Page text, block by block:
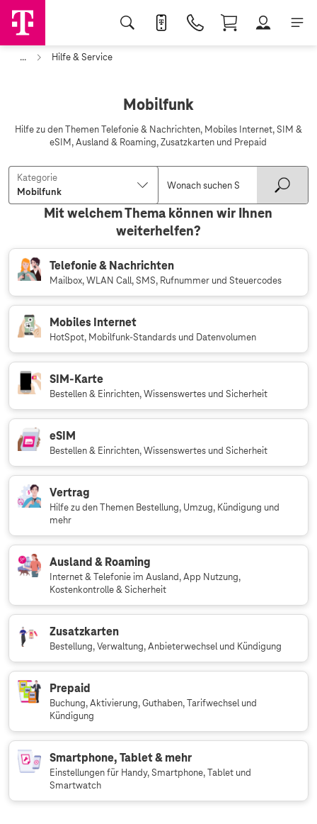
... Hilfe & Service
Mobilfunk
Hilfe zu den Themen Telefonie & Nachrichten, Mobiles Internet, SIM &
eSIM, Ausland & Roaming, Zusatzkarten und Prepaid
Kategorie
Mit welchem Thema können wir Ihnen
weiterhelfen?
Telefonie & Nachrichten
Mailbox, WLAN Call, SMS, Rufnummer und Steuercodes
Mobiles Internet
HotSpot, Mobilfunk-Standards und Datenvolumen
SIM-Karte
Bestellen & Einrichten, Wissenswertes und Sicherheit
eSIM
Bestellen & Einrichten, Wissenswertes und Sicherheit
Vertrag
Hilfe zu den Themen Bestellung, Umzug, Kündigung und
mehr
Ausland & Roaming
Internet & Telefonie im Ausland, App Nutzung,
Kostenkontrolle & Sicherheit
Zusatzkarten
Bestellung, Verwaltung, Anbieterwechsel und Kündigung
Prepaid
Buchung, Aktivierung, Guthaben, Tarifwechsel und
Kündigung
Smartphone, Tablet & mehr
Einstellungen für Handy, Smartphone, Tablet und
Smartwatch